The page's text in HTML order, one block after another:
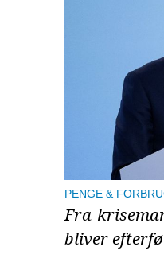
PENGE &
Fra
bliver